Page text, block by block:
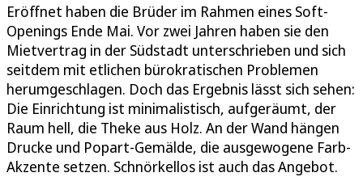
Eröffnet haben die Brüder im Rahmen eines Soft-
Openings Ende Mai. Vor zwei Jahren haben sie den
Mietvertrag in der Südstadt unterschrieben und sich
seitdem mit etlichen bürokratischen Problemen
herumgeschlagen. Doch das Ergebnis lässt sich sehen:
Die Einrichtung ist minimalistisch, aufgeräumt, der
Raum hell, die Theke aus Holz. An der Wand hängen
Drucke und Popart-Gemälde, die ausgewogene Farb-
Akzente setzen. Schnörkellos ist auch das Angebot.